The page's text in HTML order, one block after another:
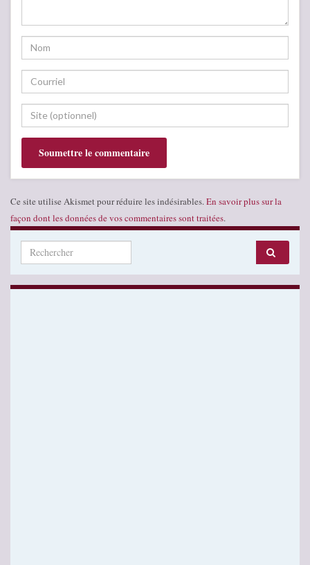
Ce site utilise Akismet pour réduire les indésirables. En savoir plus sur la
façon dont les données de vos commentaires sont traitées.
Search for: